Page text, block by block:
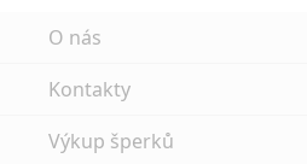
O nás
Kontakty
Výkup šperků